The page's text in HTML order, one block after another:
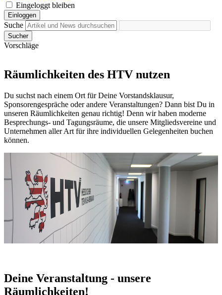
Eingeloggt bleiben
Einloggen
Suche
Sucher
Vorschläge
Räumlichkeiten des HTV nutzen
Du suchst nach einem Ort für Deine Vorstandsklausur,
Sponsorengespräche oder andere Veranstaltungen? Dann bist Du in
unseren Räumlichkeiten genau richtig! Denn wir haben moderne
Besprechungs- und Tagungsräume, die unsere Mitgliedsvereine und
Unternehmen aller Art für ihre individuellen Gelegenheiten buchen
können.
Deine Veranstaltung - unsere
Räumlichkeiten!